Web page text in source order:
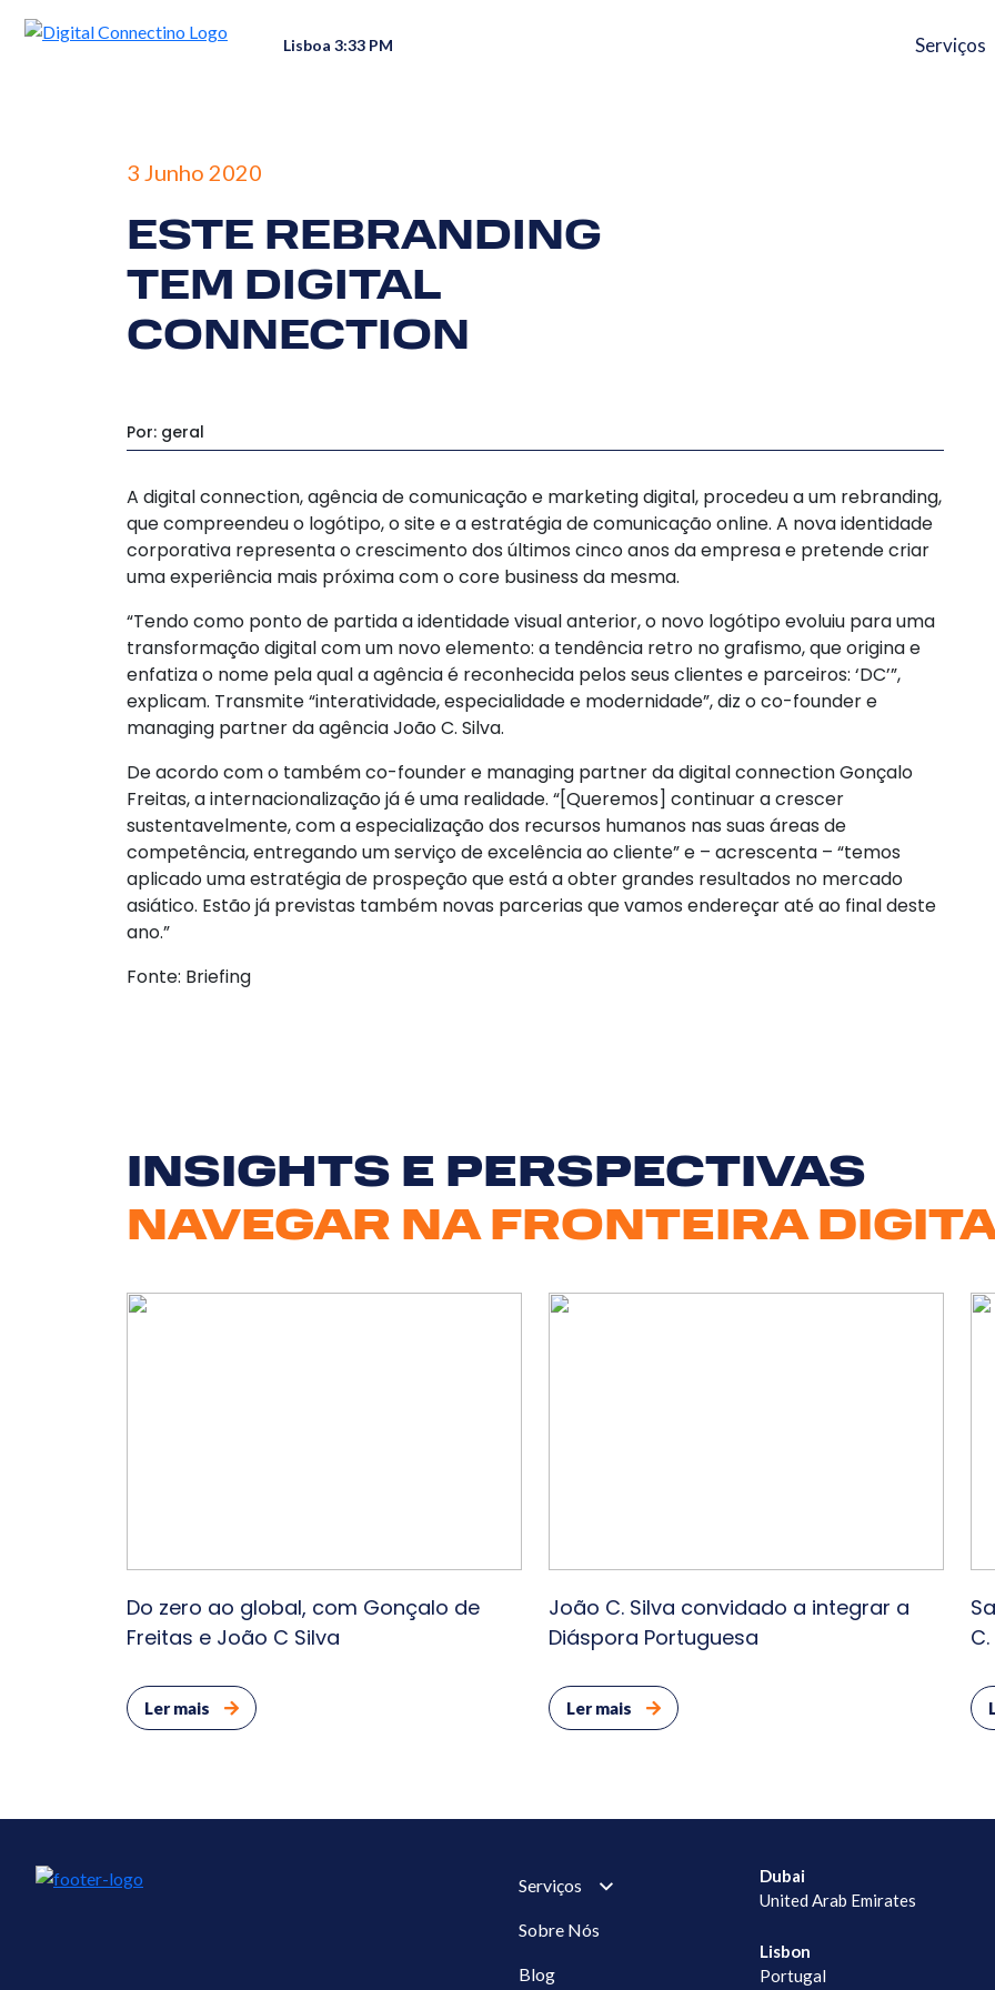
Lisboa 3:33 PM Serviços
3 Junho 2020
ESTE REBRANDING
TEM DIGITAL
CONNECTION
Por: geral
A digital connection, agência de comunicação e marketing digital, procedeu a um rebranding,
que compreendeu o logótipo, o site e a estratégia de comunicação online. A nova identidade
corporativa representa o crescimento dos últimos cinco anos da empresa e pretende criar
uma experiência mais próxima com o core business da mesma.
“Tendo como ponto de partida a identidade visual anterior, o novo logótipo evoluiu para uma
transformação digital com um novo elemento: a tendência retro no grafismo, que origina e
enfatiza o nome pela qual a agência é reconhecida pelos seus clientes e parceiros: ‘DC’”,
explicam. Transmite “interatividade, especialidade e modernidade”, diz o co-founder e
managing partner da agência João C. Silva.
De acordo com o também co-founder e managing partner da digital connection Gonçalo
Freitas, a internacionalização já é uma realidade. “[Queremos] continuar a crescer
sustentavelmente, com a especialização dos recursos humanos nas suas áreas de
competência, entregando um serviço de excelência ao cliente” e – acrescenta – “temos
aplicado uma estratégia de prospeção que está a obter grandes resultados no mercado
asiático. Estão já previstas também novas parcerias que vamos endereçar até ao final deste
ano.”
Fonte: Briefing
INSIGHTS E PERSPECTIVAS
NAVEGAR NA FRONTEIRA
Do zero ao global, com Gonçalo de
Freitas e João C Silva
Ler mais
João C. Silva convidado a integrar a
Diáspora Portuguesa
Ler mais
Serviços
Sobre Nós
Blog
Dubai
United Arab Emirates
Lisbon
Portugal